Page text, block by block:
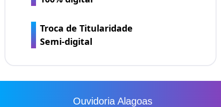
Troca de Titularidade
Semi-digital
Ouvidoria Alagoas